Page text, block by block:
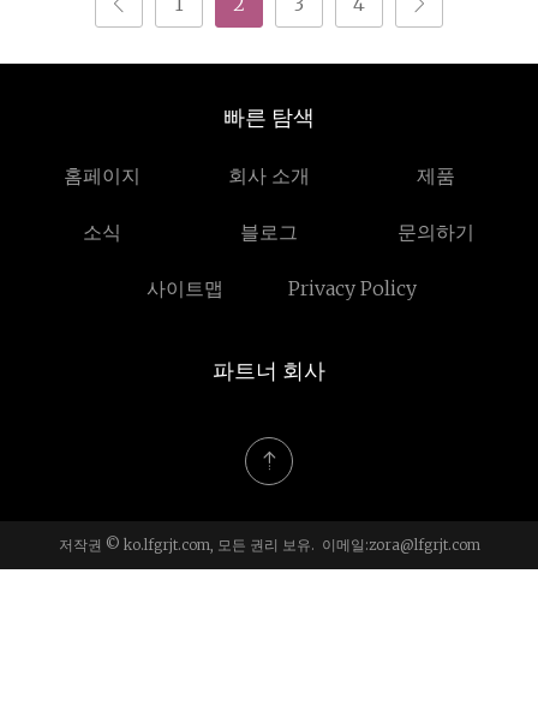
빠른 탐색
홈페이지 회사 소개 제품
소식 블로그 문의하기
사이트맵 Privacy Policy
파트너 회사
저작권 © ko.lfgrjt.com, 모든 권리 보유. 이메일:zora@lfgrjt.com